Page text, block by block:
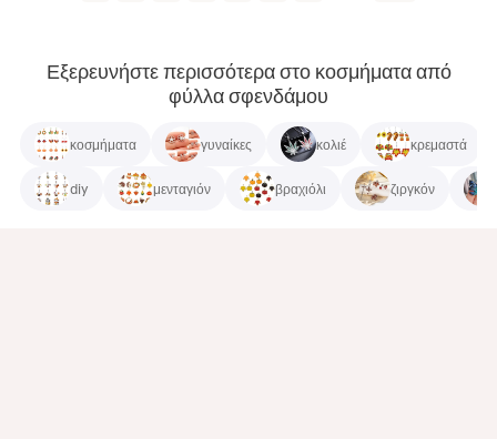
Εξερευνήστε περισσότερα στο κοσμήματα από
φύλλα σφενδάμου
κοσμήματα γυναίκες κολιέ κρεμαστά
diy μενταγιόν βραχιόλι ζιργκόν